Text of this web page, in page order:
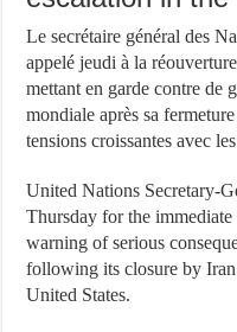
Le secrétaire général des
appelé jeudi à la
mettant en garde contre de
mondiale après sa
tensions croissantes avec
United Nations Secretary-
Thursday for the
warning of serious
following its closure by
United States.